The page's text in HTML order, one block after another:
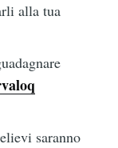
alla tua
saranno